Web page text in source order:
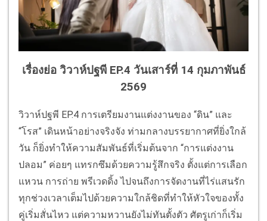
เรื่องย่อ วิวาห์ปฐพี EP.4 วันเสาร์ที่ 14 กุมภาพันธ์
2569
วิวาห์ปฐพี EP.4 การเตรียมงานแต่งงานของ “ดิน” และ
“โรส” เดินหน้าอย่างจริงจัง ท่ามกลางบรรยากาศที่ยิ่งใกล้
วัน ก็ยิ่งทำให้ความสัมพันธ์ที่เริ่มต้นจาก “การแต่งงาน
ปลอม” ค่อยๆ แทรกซึมด้วยความรู้สึกจริง ตั้งแต่การเลือก
แหวน การถ่าย พรีเวดดิ้ง ไปจนถึงการจัดงานที่ไร่แสนรัก
ทุกช่วงเวลาเต็มไปด้วยความใกล้ชิดที่ทำให้หัวใจของทั้ง
คู่เริ่มสั่นไหว แต่ความหวานยังไม่ทันตั้งตัว ศัตรูเก่าก็เริ่ม